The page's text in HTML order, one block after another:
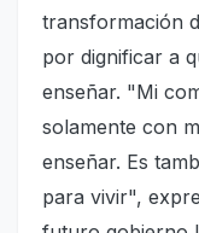
transformación
por dignificar a
enseñar. "Mi
solamente con
enseñar. Es
para vivir",